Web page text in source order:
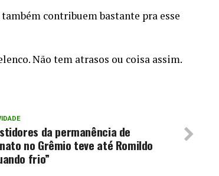
contribuem bastante pra esse
Não tem atrasos ou coisa assim.
da permanência de
no Grêmio teve até Romildo
frio”